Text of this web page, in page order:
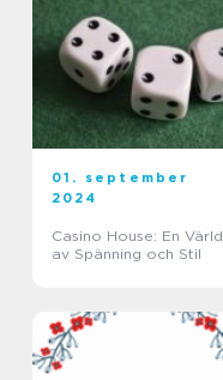
01. september
2024
Casino House: En Värld
av Spänning och Stil